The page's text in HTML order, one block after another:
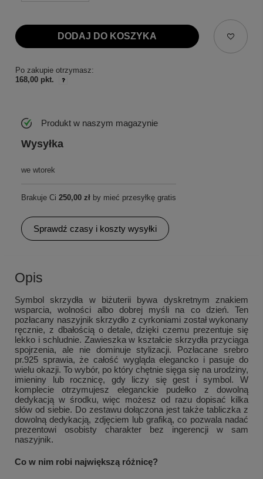
DODAJ DO KOSZYKA
Po zakupie otrzymasz:
168,00 pkt.
Produkt w naszym magazynie
Wysyłka
we wtorek
Brakuje Ci 250,00 zł by mieć przesyłkę gratis
Sprawdź czasy i koszty wysyłki
Opis
Symbol skrzydła w biżuterii bywa dyskretnym znakiem
wsparcia, wolności albo dobrej myśli na co dzień. Ten
pozłacany naszyjnik skrzydło z cyrkoniami został wykonany
ręcznie, z dbałością o detale, dzięki czemu prezentuje się
lekko i schludnie. Zawieszka w kształcie skrzydła przyciąga
spojrzenia, ale nie dominuje stylizacji. Pozłacane srebro
pr.925 sprawia, że całość wygląda elegancko i pasuje do
wielu okazji. To wybór, po który chętnie sięga się na urodziny,
imieniny lub rocznicę, gdy liczy się gest i symbol. W
komplecie otrzymujesz eleganckie pudełko z dowolną
dedykacją w środku, więc możesz od razu dopisać kilka
słów od siebie. Do zestawu dołączona jest także tabliczka z
dowolną dedykacją, zdjęciem lub grafiką, co pozwala nadać
prezentowi osobisty charakter bez ingerencji w sam
naszyjnik.
Co w nim robi największą różnicę?